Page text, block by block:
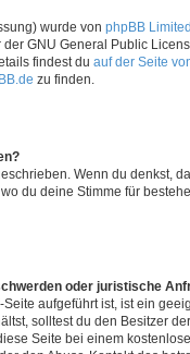
wurde von phpBB
GNU General Public
findest du auf der Seite
zu finden.
Wenn du denkst,
, wo du deine Stimme für
oder juristische
Seite aufgeführt ist, ist ein
solltest du den Besitzer
Seite bei einem